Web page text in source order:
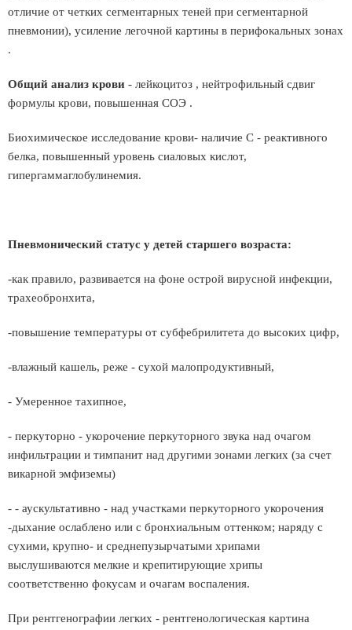
отличие от четких сегментарных теней при сегментарной
пневмонии), усиление легочной картины в перифокальных зонах
.
Общий анализ крови - лейкоцитоз , нейтрофильный сдвиг
формулы крови, повышенная СОЭ .
Биохимическое исследование крови- наличие С - реактивного
белка, повышенный уровень сиаловых кислот,
гипергаммаглобулинемия.
Пневмонический статус у детей старшего возраста:
-как правило, развивается на фоне острой вирусной инфекции,
трахеобронхита,
-повышение температуры от субфебрилитета до высоких цифр,
-влажный кашель, реже - сухой малопродуктивный,
- Умеренное тахипное,
- перкуторно - укорочение перкуторного звука над очагом
инфильтрации и тимпанит над другими зонами легких (за счет
викарной эмфиземы)
- - аускультативно - над участками перкуторного укорочения
-дыхание ослаблено или с бронхиальным оттенком; наряду с
сухими, крупно- и среднепузырчатыми хрипами
выслушиваются мелкие и крепитирующие хрипы
соответственно фокусам и очагам воспаления.
При рентгенографии легких - рентгенологическая картина